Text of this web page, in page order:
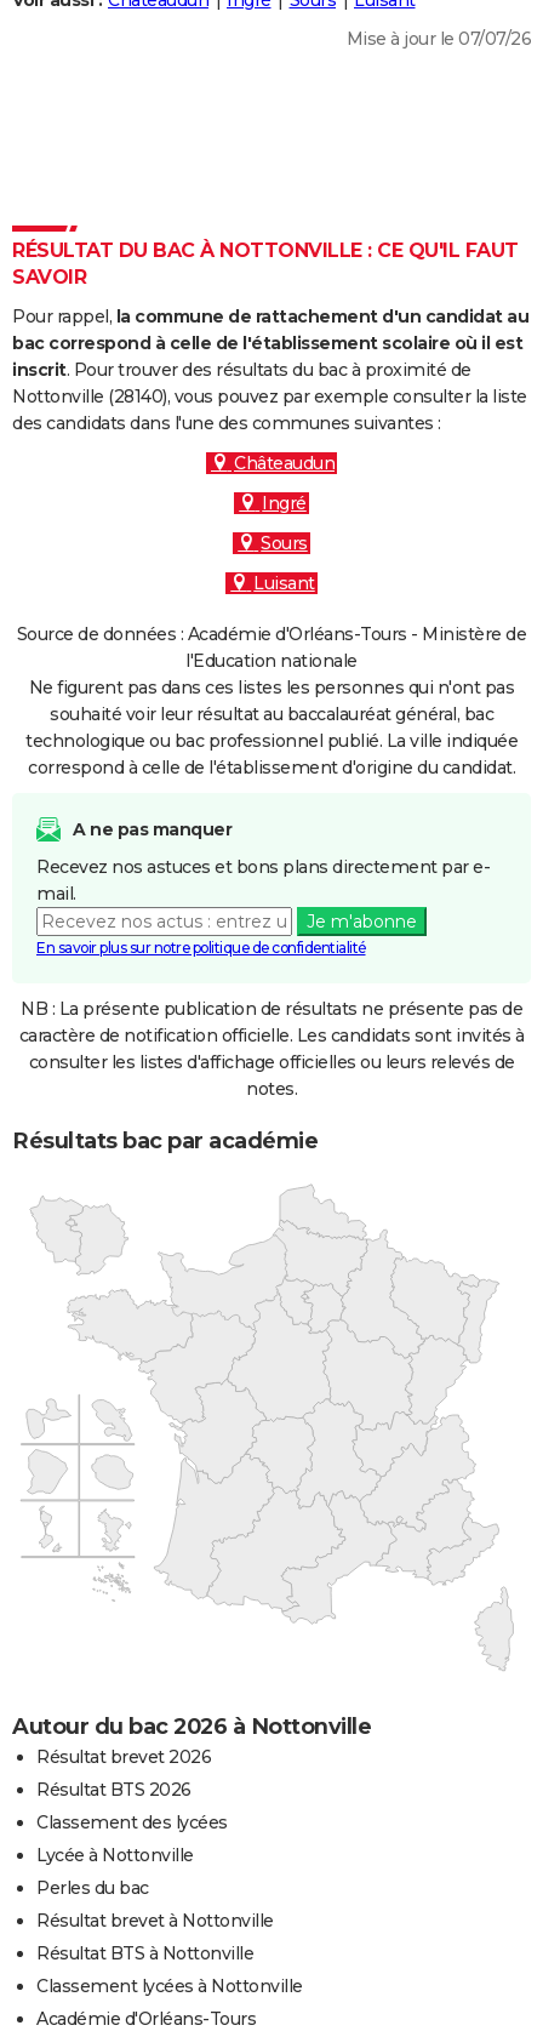
DICTIONNAIRE
Dictionnaire
Biographies
Citations
Expressions
Proverbes
PROGRAMME TV
COPAINS D'AVANT
S'inscrire
Se connecter
Lycées
Collèges
Primaires
Universités
Entreprises
Service militaire
Avis de recherche
AVIS DE DÉCÈS
FORUM
Mise à jour le 07/07/26
RÉSULTAT DU BAC À NOTTONVILLE : CE QU'IL FAUT
SAVOIR
Pour rappel, la commune de rattachement d'un candidat au
bac correspond à celle de l'établissement scolaire où il est
inscrit. Pour trouver des résultats du bac à proximité de
Nottonville (28140), vous pouvez par exemple consulter la liste
des candidats dans l'une des communes suivantes :
Châteaudun
Ingré
Sours
Luisant
Source de données : Académie d'Orléans-Tours - Ministère de
l'Education nationale
Ne figurent pas dans ces listes les personnes qui n'ont pas
souhaité voir leur résultat au baccalauréat général, bac
technologique ou bac professionnel publié. La ville indiquée
correspond à celle de l'établissement d'origine du candidat.
A ne pas manquer
Recevez nos astuces et bons plans directement par e-
mail.
Je m'abonne
En savoir plus sur notre politique de confidentialité
NB : La présente publication de résultats ne présente pas de
caractère de notification officielle. Les candidats sont invités à
consulter les listes d'affichage officielles ou leurs relevés de
notes.
Résultats bac par académie
Autour du bac 2026 à Nottonville
Résultat brevet 2026
Résultat BTS 2026
Classement des lycées
Lycée à Nottonville
Perles du bac
Résultat brevet à Nottonville
Résultat BTS à Nottonville
Classement lycées à Nottonville
Académie d'Orléans-Tours